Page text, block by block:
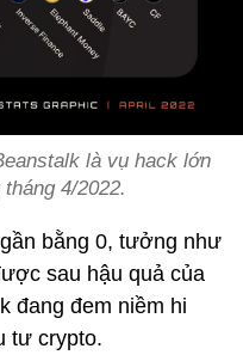
là vụ hack lớn
4/2022.
bằng 0, tưởng như
sau hậu quả của
đang đem niềm hi
tư crypto.